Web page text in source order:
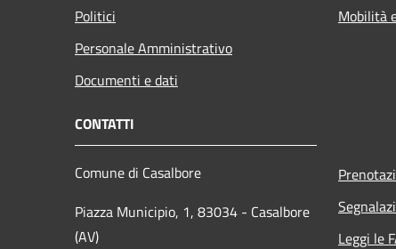
Politici
Personale Amministrativo
Documenti e dati
Mobilità
CONTATTI
Comune di Casalbore
Piazza Municipio, 1, 83034 - Casalbore
(AV)
Leggi le